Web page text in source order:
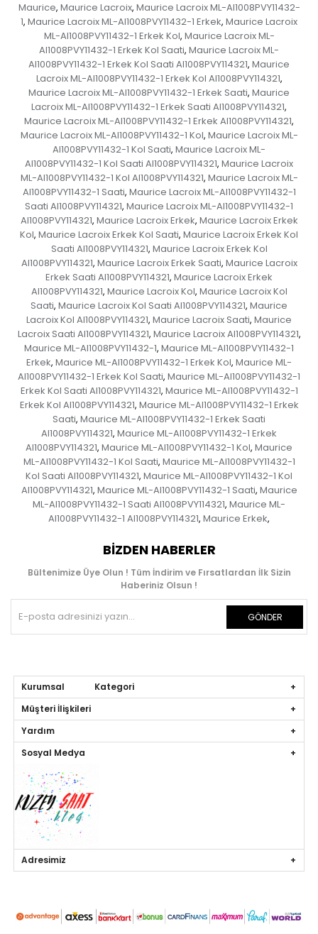
Maurice, Maurice Lacroix, Maurice Lacroix ML-AI1008PVY11432-
1, Maurice Lacroix ML-AI1008PVY11432-1 Erkek, Maurice Lacroix
ML-AI1008PVY11432-1 Erkek Kol, Maurice Lacroix ML-
AI1008PVY11432-1 Erkek Kol Saati, Maurice Lacroix ML-
AI1008PVY11432-1 Erkek Kol Saati AI1008PVY114321, Maurice
Lacroix ML-AI1008PVY11432-1 Erkek Kol AI1008PVY114321,
Maurice Lacroix ML-AI1008PVY11432-1 Erkek Saati, Maurice
Lacroix ML-AI1008PVY11432-1 Erkek Saati AI1008PVY114321,
Maurice Lacroix ML-AI1008PVY11432-1 Erkek AI1008PVY114321,
Maurice Lacroix ML-AI1008PVY11432-1 Kol, Maurice Lacroix ML-
AI1008PVY11432-1 Kol Saati, Maurice Lacroix ML-
AI1008PVY11432-1 Kol Saati AI1008PVY114321, Maurice Lacroix
ML-AI1008PVY11432-1 Kol AI1008PVY114321, Maurice Lacroix ML-
AI1008PVY11432-1 Saati, Maurice Lacroix ML-AI1008PVY11432-1
Saati AI1008PVY114321, Maurice Lacroix ML-AI1008PVY11432-1
AI1008PVY114321, Maurice Lacroix Erkek, Maurice Lacroix Erkek
Kol, Maurice Lacroix Erkek Kol Saati, Maurice Lacroix Erkek Kol
Saati AI1008PVY114321, Maurice Lacroix Erkek Kol
AI1008PVY114321, Maurice Lacroix Erkek Saati, Maurice Lacroix
Erkek Saati AI1008PVY114321, Maurice Lacroix Erkek
AI1008PVY114321, Maurice Lacroix Kol, Maurice Lacroix Kol
Saati, Maurice Lacroix Kol Saati AI1008PVY114321, Maurice
Lacroix Kol AI1008PVY114321, Maurice Lacroix Saati, Maurice
Lacroix Saati AI1008PVY114321, Maurice Lacroix AI1008PVY114321,
Maurice ML-AI1008PVY11432-1, Maurice ML-AI1008PVY11432-1
Erkek, Maurice ML-AI1008PVY11432-1 Erkek Kol, Maurice ML-
AI1008PVY11432-1 Erkek Kol Saati, Maurice ML-AI1008PVY11432-1
Erkek Kol Saati AI1008PVY114321, Maurice ML-AI1008PVY11432-1
Erkek Kol AI1008PVY114321, Maurice ML-AI1008PVY11432-1 Erkek
Saati, Maurice ML-AI1008PVY11432-1 Erkek Saati
AI1008PVY114321, Maurice ML-AI1008PVY11432-1 Erkek
AI1008PVY114321, Maurice ML-AI1008PVY11432-1 Kol, Maurice
ML-AI1008PVY11432-1 Kol Saati, Maurice ML-AI1008PVY11432-1
Kol Saati AI1008PVY114321, Maurice ML-AI1008PVY11432-1 Kol
AI1008PVY114321, Maurice ML-AI1008PVY11432-1 Saati, Maurice
ML-AI1008PVY11432-1 Saati AI1008PVY114321, Maurice ML-
AI1008PVY11432-1 AI1008PVY114321, Maurice Erkek,
BIZDEN HABERLER
Bültenimize Üye Olun ! Tüm İndirim ve Fırsatlardan İlk Sizin
Haberiniz Olsun !
GÖNDER
Kurumsal Kategori
Müşteri İlişkileri
Yardım
Sosyal Medya
Adresimiz